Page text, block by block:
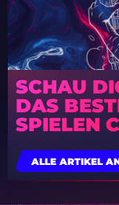
SCHAU
DAS
SPIELEN
ALLE ARTIKEL